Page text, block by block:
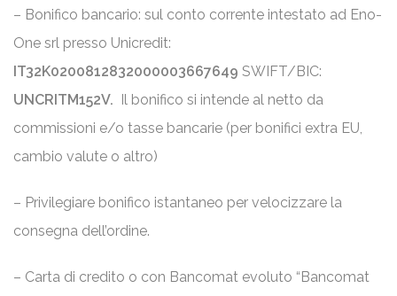
– Bonifico bancario: sul conto corrente intestato ad Eno-
One srl presso Unicredit:
IT32K0200812832000003667649 SWIFT/BIC:
UNCRITM152V. Il bonifico si intende al netto da
commissioni e/o tasse bancarie (per bonifici extra EU,
cambio valute o altro)
– Privilegiare bonifico istantaneo per velocizzare la
consegna dell’ordine.
– Carta di credito o con Bancomat evoluto “Bancomat